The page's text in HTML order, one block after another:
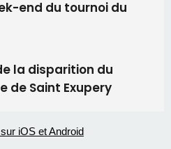
end du tournoi du
la disparition du
de Saint Exupery